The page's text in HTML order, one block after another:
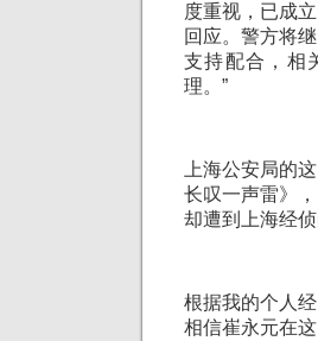
度重视，已成
回应。警方将
支持配合，相
理。”
上海公安局的
长叹一声雷》
却遭到上海经侦
根据我的个人
相信崔永元在